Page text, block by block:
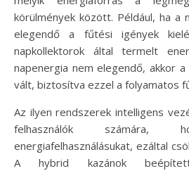
körülmények között. Például, ha a
elegendő a fűtési igények
napkollektorok által termelt
napenergia nem elegendő, akkor
vált, biztosítva ezzel a folyamatos
Az ilyen rendszerek intelligens
felhasználók számára,
energiafelhasználásukat, ezáltal
A hybrid kazánok